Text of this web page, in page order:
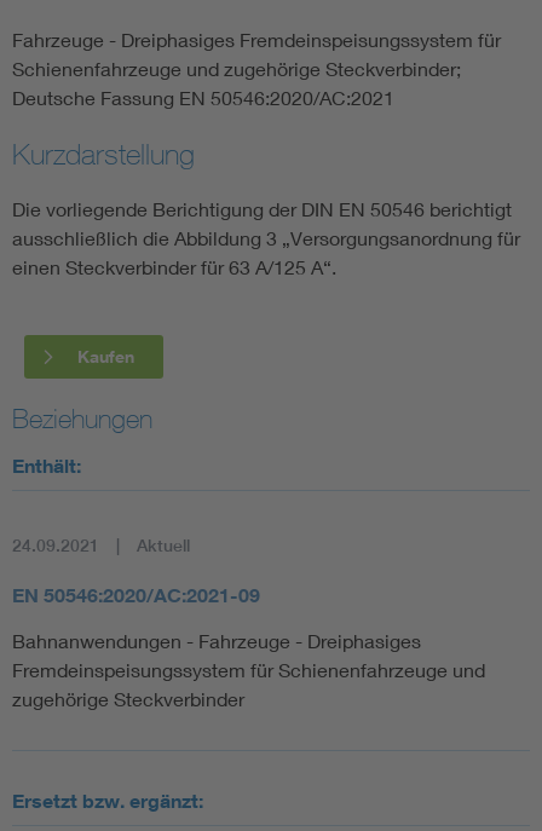
Circular Economy für mehr Ressourceneffizienz
Cybersecurity in der Industrieautomatisierung
DIN VDE 0100 für sichere Elektroinstallationen
Fahrzeuge - Dreiphasiges Fremdeinspeisungssystem für
Schienenfahrzeuge und zugehörige Steckverbinder;
Deutsche Fassung EN 50546:2020/AC:2021
Kurzdarstellung
Die vorliegende Berichtigung der DIN EN 50546 berichtigt
ausschließlich die Abbildung 3 „Versorgungsanordnung für
einen Steckverbinder für 63 A/125 A“.
Kaufen
Beziehungen
Enthält:
24.09.2021 Aktuell
EN 50546:2020/AC:2021-09
Bahnanwendungen - Fahrzeuge - Dreiphasiges
Fremdeinspeisungssystem für Schienenfahrzeuge und
zugehörige Steckverbinder
Ersetzt bzw. ergänzt: